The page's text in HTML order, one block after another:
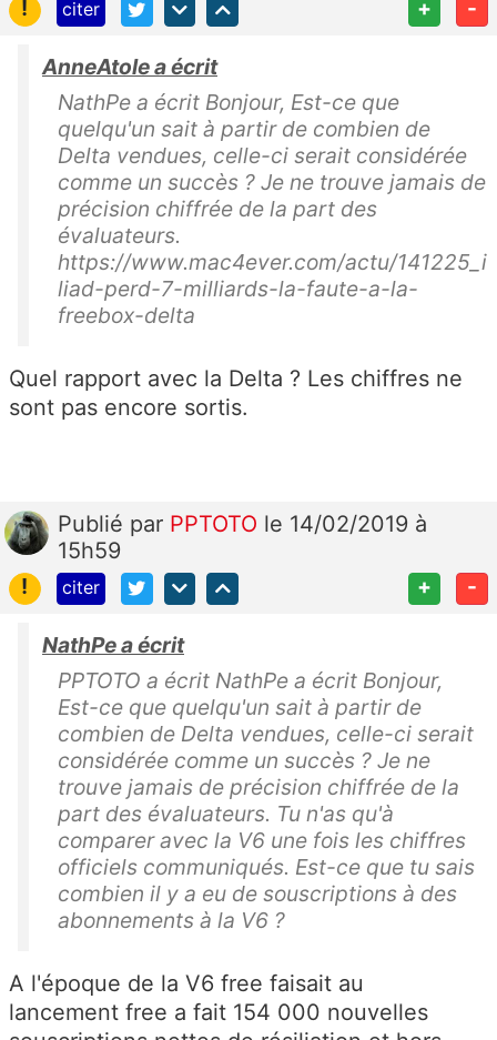
! citer + -
AnneAtole a écrit
NathPe a écrit Bonjour, Est-ce que
quelqu'un sait à partir de combien de
Delta vendues, celle-ci serait considérée
comme un succès ? Je ne trouve jamais de
précision chiffrée de la part des
évaluateurs.
https://www.mac4ever.com/actu/141225_i
liad-perd-7-milliards-la-faute-a-la-
freebox-delta
Quel rapport avec la Delta ? Les chiffres ne
sont pas encore sortis.
Publié par PPTOTO le 14/02/2019 à
15h59
!
citer + -
NathPe a écrit
PPTOTO a écrit NathPe a écrit Bonjour,
Est-ce que quelqu'un sait à partir de
combien de Delta vendues, celle-ci serait
considérée comme un succès ? Je ne
trouve jamais de précision chiffrée de la
part des évaluateurs. Tu n'as qu'à
comparer avec la V6 une fois les chiffres
officiels communiqués. Est-ce que tu sais
combien il y a eu de souscriptions à des
abonnements à la V6 ?
A l'époque de la V6 free faisait au
lancement free a fait 154 000 nouvelles